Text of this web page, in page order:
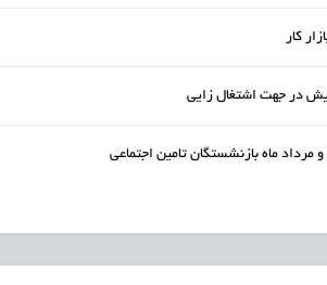
کار
در جهت اشتغال زایی
مرداد ماه بازنشستگان تامین اجتماعی